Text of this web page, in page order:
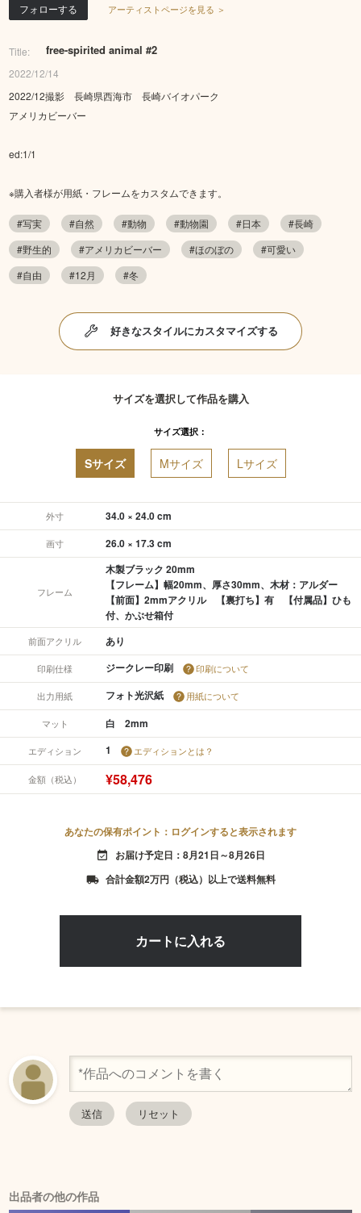
フォローする アーティストページを見る ＞
Title: free-spirited animal #2
2022/12/14
2022/12撮影 長崎県西海市 長崎バイオパーク
アメリカビーバー
ed:1/1
※購入者様が用紙・フレームをカスタムできます。
#写実 #自然 #動物 #動物園 #日本
#長崎
#野生的
#アメリカビーバー #ほのぼの
#可愛い
#自由
#12月 #冬
好きなスタイルにカスタマイズする
サイズを選択して作品を購入
サイズ選択：
Sサイズ Mサイズ Lサイズ
外寸 34.0 × 24.0 cm
画寸 26.0 × 17.3 cm
フレーム
木製ブラック 20mm
【フレーム】幅20mm、厚さ30mm、木材：アルダー
【前面】2mmアクリル 【裏打ち】有 【付属品】ひも
付、かぶせ箱付
前面アクリル あり
印刷仕様 ジークレー印刷 印刷について
出力用紙 フォト光沢紙 用紙について
マット 白 2mm
エディション 1 エディションとは？
金額（税込） ¥58,476
あなたの保有ポイント：ログインすると表示されます
event_available お届け予定日：8月21日～8月26日
local_shipping 合計金額2万円（税込）以上で送料無料
出品者の他の作品